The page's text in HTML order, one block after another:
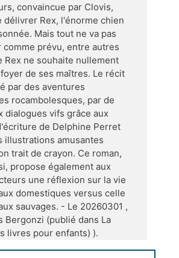
convaincue par Clovis,
délivrer Rex, l'énorme chien
Mais tout ne va pas
comme prévu, entre autres
Rex ne souhaite nullement
de ses maîtres. Le récit
par des aventures
rocambolesques, par de
dialogues vifs grâce aux
de Delphine Perret
illustrations amusantes
trait de crayon. Ce roman,
propose également aux
une réflexion sur la vie
domestiques versus celle
sauvages. - Le 20260301 ,
Bergonzi (publié dans La
livres pour enfants) ).